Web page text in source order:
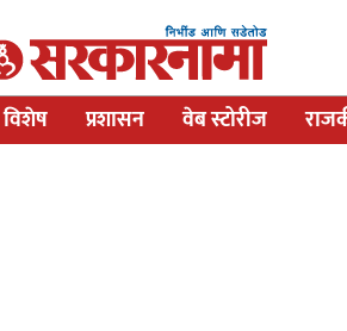
विशेष प्रशासन वेब स्टोरीज